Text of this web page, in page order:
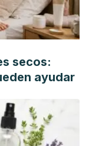
secos:
ayudar